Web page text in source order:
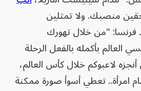
منصبك. ولا تمثلين
فرنسا: "من خلال تهورك
العالم بأكمله بالفعل الرحلة
لاعبوكم خلال كأس العالم،
امرأة.. تعطي أسوأ صورة ممكنة